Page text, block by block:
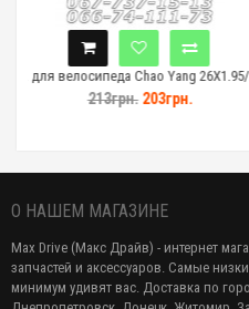
26X1.95/2.125 AV
О НАШЕМ МАГАЗИНЕ
Max Drive (Макс Драйв) - интернет
запчастей и аксессуаров. Самые
минимум удивят вас. Доставка по